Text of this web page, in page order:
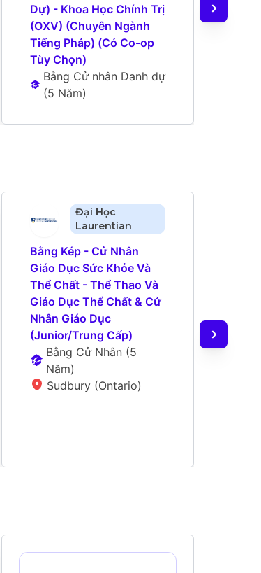
Dự) - Khoa Học Chính Trị
(OXV) (Chuyên Ngành
Tiếng Pháp) (Có Co-op
Tùy Chọn)
Bằng Cử nhân Danh dự
(5 Năm)
Đại Học
Laurentian
Bằng Kép - Cử Nhân
Giáo Dục Sức Khỏe Và
Thể Chất - Thể Thao Và
Giáo Dục Thể Chất & Cử
Nhân Giáo Dục
(Junior/Trung Cấp)
Bằng Cử Nhân (5
Năm)
Sudbury (Ontario)